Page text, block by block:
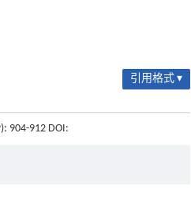
引用格式 ▾
904-912 DOI: